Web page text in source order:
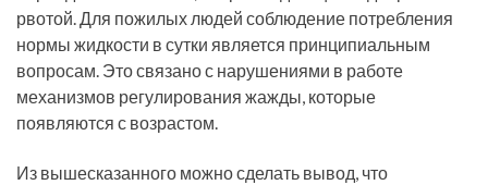
рвотой. Для пожилых людей соблюдение потребления
нормы жидкости в сутки является принципиальным
вопросам. Это связано с нарушениями в работе
механизмов регулирования жажды, которые
появляются с возрастом.
Из вышесказанного можно сделать вывод, что